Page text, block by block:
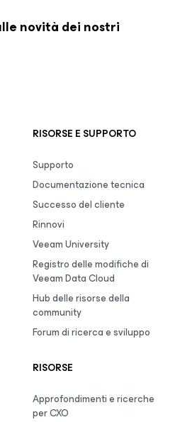
novità dei nostri
RISORSE E SUPPORTO
Supporto
Documentazione tecnica
Successo del cliente
Rinnovi
Veeam University
Registro delle modifiche di
Veeam Data Cloud
Hub delle risorse della
community
Forum di ricerca e sviluppo
RISORSE
Approfondimenti e ricerche
per CXO